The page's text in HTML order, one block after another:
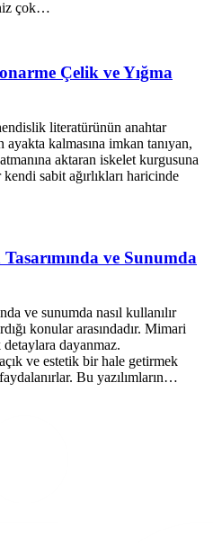
çok…
Çelik ve Yığma
literatürünün anahtar
ayakta kalmasına imkan tanıyan,
aktaran iskelet kurgusuna
kendi sabit ağırlıkları haricinde
ve Sunumda
ve sunumda nasıl kullanılır
konular arasındadır. Mimari
dayanmaz.
ve estetik bir hale getirmek
Bu yazılımların…